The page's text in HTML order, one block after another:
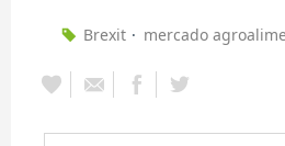
Brexit mercado